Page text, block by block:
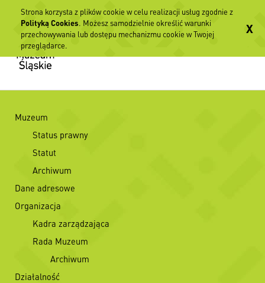
Muzeum
Status prawny
Statut
Archiwum
Dane adresowe
Organizacja
Kadra zarządzająca
Rada Muzeum
Archiwum
Działalność
Strona korzysta z plików cookie w celu realizacji usług zgodnie z
Polityką Cookies. Możesz samodzielnie określić warunki
przechowywania lub dostępu mechanizmu cookie w Twojej
przeglądarce.
X